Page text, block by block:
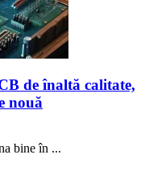
de înaltă calitate,
nouă
bine în ...